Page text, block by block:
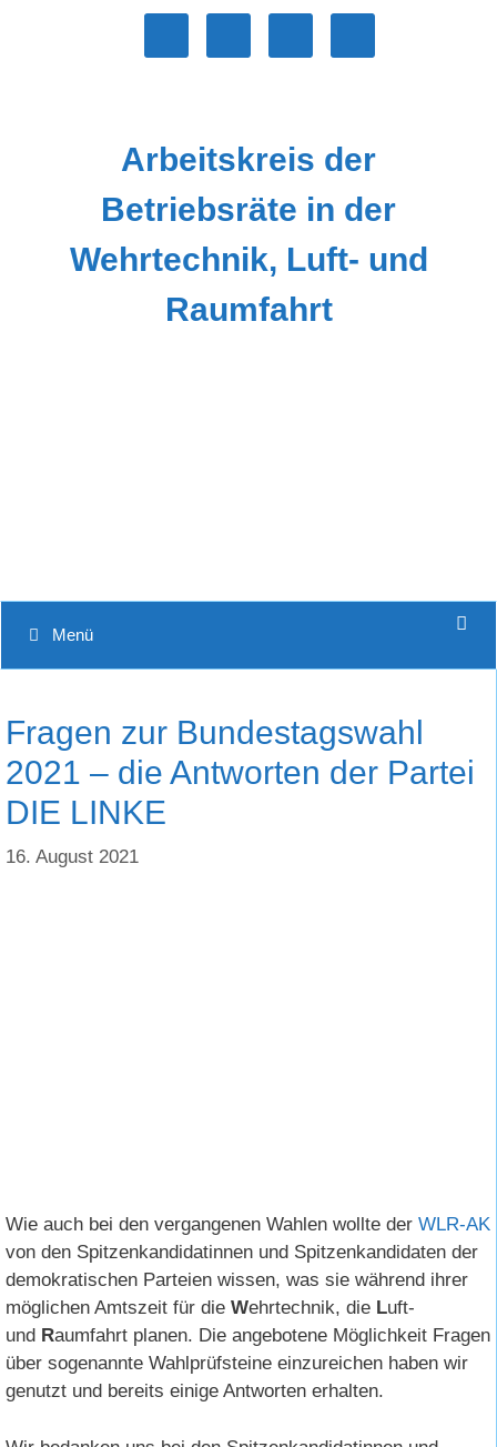
Arbeitskreis der
Betriebsräte in der
Wehrtechnik, Luft- und
Raumfahrt
Menü
Fragen zur Bundestagswahl
2021 – die Antworten der Partei
DIE LINKE
16. August 2021
Wie auch bei den vergangenen Wahlen wollte der WLR-AK
von den Spitzenkandidatinnen und Spitzenkandidaten der
demokratischen Parteien wissen, was sie während ihrer
möglichen Amtszeit für die Wehrtechnik, die Luft-
und Raumfahrt planen. Die angebotene Möglichkeit Fragen
über sogenannte Wahlprüfsteine einzureichen haben wir
genutzt und bereits einige Antworten erhalten.